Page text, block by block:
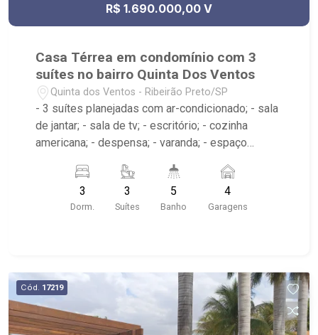
R$ 1.690.000,00 V
Casa Térrea em condomínio com 3
suítes no bairro Quinta Dos Ventos
Quinta dos Ventos - Ribeirão Preto/SP
- 3 suítes planejadas com ar-condicionado; - sala
de jantar; - sala de tv; - escritório; - cozinha
americana; - despensa; - varanda; - espaço
armários, box e espelho; - lavabo; - vestiário; -
piscina com hidro; - prainha; - área de serviço; -
banheiro de serviço; - 4 vagas de garagem sendo
Avenida Oscar Niemeyer;
3
Dorm.
3
Suítes
5
Banho
4
Garagens
Cód. 17219